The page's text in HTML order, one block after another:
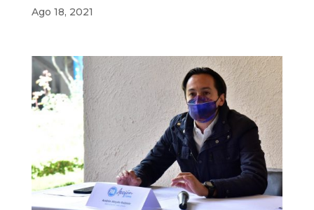
Ago 18, 2021